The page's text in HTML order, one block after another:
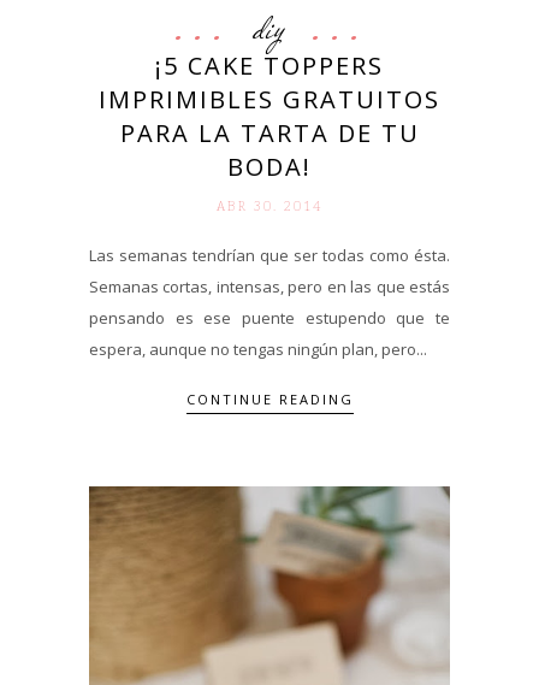
diy
¡5 CAKE TOPPERS
IMPRIMIBLES GRATUITOS
PARA LA TARTA DE TU
BODA!
ABR 30. 2014
Las semanas tendrían que ser todas como ésta.
Semanas cortas, intensas, pero en las que estás
pensando es ese puente estupendo que te
espera, aunque no tengas ningún plan, pero...
CONTINUE READING